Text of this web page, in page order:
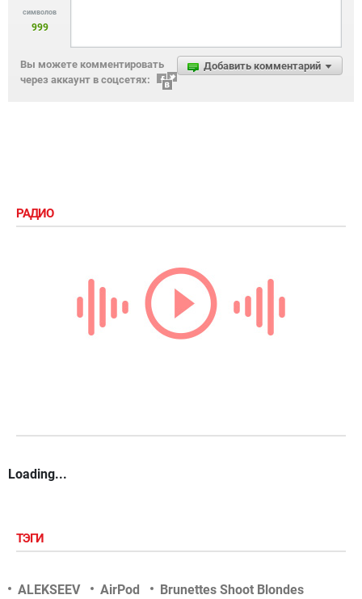
символов
999
Добавить комментарий
Вы можете комментировать
через аккаунт в соцсетях:
РАДИО
Loading...
ТЭГИ
ALEKSEEV AirPod
Brunettes Shoot Blondes